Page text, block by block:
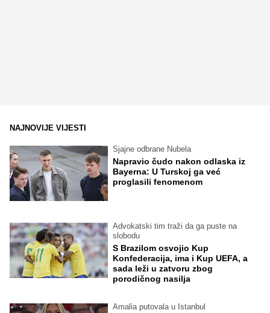
NAJNOVIJE VIJESTI
Sjajne odbrane Nubela
Napravio čudo nakon odlaska iz
Bayerna: U Turskoj ga već
proglasili fenomenom
Advokatski tim traži da ga puste na
slobodu
S Brazilom osvojio Kup
Konfederacija, ima i Kup UEFA, a
sada leži u zatvoru zbog
porodičnog nasilja
Amalia putovala u Istanbul